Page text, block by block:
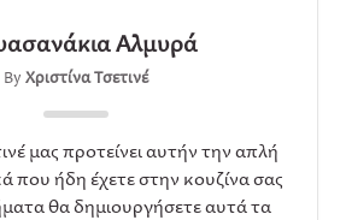
Αλμυρά
By Χριστίνα Τσετινέ
μας προτείνει αυτήν την απλή
που ήδη έχετε στην κουζίνα σας
θα δημιουργήσετε αυτά τα